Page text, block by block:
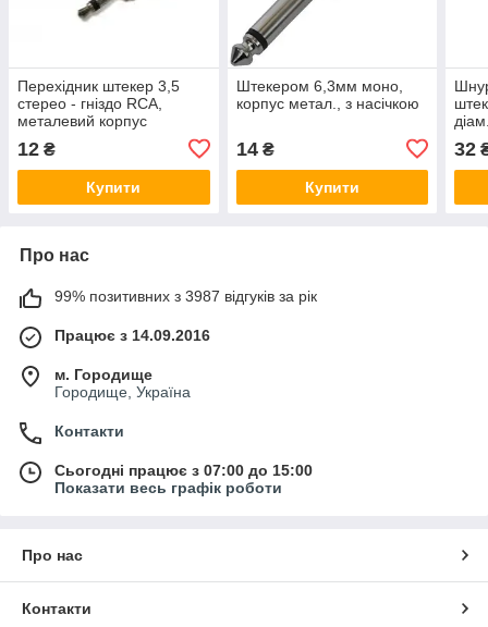
Перехідник штекер 3,5
стерео - гніздо RCA,
металевий корпус
12 ₴
Купити
Штекером 6,3мм моно,
корпус метал., з насічкою
14₴
Купити
32
Про нас
99% позитивних з 3987 відгуків за рік
Працює з 14.09.2016
м. Городище
Городище, Україна
Контакти
Сьогодні працює з 07:00 до 15:00
Показати весь графік роботи
Про нас
Контакти